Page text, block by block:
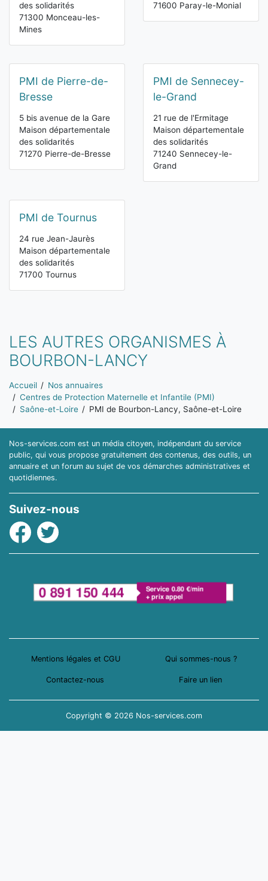
des solidarités
71300 Monceau-les-
Mines
71600 Paray-le-Monial
PMI de Pierre-de-
Bresse
5 bis avenue de la Gare
Maison départementale
des solidarités
71270 Pierre-de-Bresse
PMI de Sennecey-
le-Grand
21 rue de l'Ermitage
Maison départementale
des solidarités
71240 Sennecey-le-
Grand
PMI de Tournus
24 rue Jean-Jaurès
Maison départementale
des solidarités
71700 Tournus
LES AUTRES ORGANISMES À
BOURBON-LANCY
Vous êtes ici:
Accueil
Nos annuaires
Centres de Protection Maternelle et Infantile (PMI)
Saône-et-Loire
PMI de Bourbon-Lancy, Saône-et-Loire
Nos-services.com est un média citoyen, indépendant du service
public, qui vous propose gratuitement des contenus, des outils, un
annuaire et un forum au sujet de vos démarches administratives et
quotidiennes.
Suivez-nous
Facebook
Twitter
Mentions légales et CGU Qui sommes-nous ?
Contactez-nous Faire un lien
Copyright © 2026 Nos-services.com